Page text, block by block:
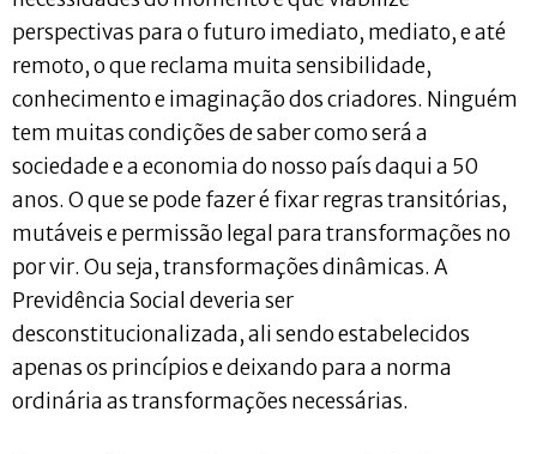
perspectivas para o futuro imediato, mediato, e até
remoto, o que reclama muita sensibilidade,
conhecimento e imaginação dos criadores. Ninguém
tem muitas condições de saber como será a
sociedade e a economia do nosso país daqui a 50
anos. O que se pode fazer é fixar regras transitórias,
mutáveis e permissão legal para transformações no
por vir. Ou seja, transformações dinâmicas. A
Previdência Social deveria ser
desconstitucionalizada, ali sendo estabelecidos
apenas os princípios e deixando para a norma
ordinária as transformações necessárias.